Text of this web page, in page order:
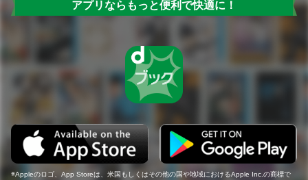
アプリならもっと便利で快適に！
Appleのロゴ、App Storeは、米国もしくはその他の国や地域におけるApple Inc.の商標で